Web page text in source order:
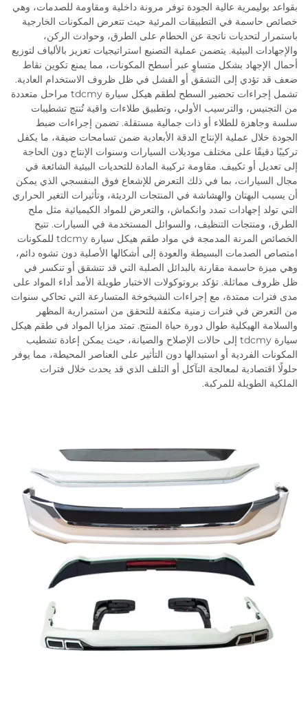
بقواعد بوليمرية عالية الجودة توفر مرونة داخلية ومقاومة للصدمات، وهي
خصائص حاسمة في التطبيقات المرئية حيث تتعرض المكونات الخارجية
باستمرار لتحديات ناتجة عن الحطام على الطرق، وحوادث الركن،
والإجهادات البيئية. يتضمن عملية التصنيع استراتيجيات تعزيز بالألياف لتوزيع
أحمال الإجهاد بشكل متساوٍ عبر أسطح المكونات، مما يمنع تكوين نقاط
ضعف قد تؤدي إلى التشقق أو الفشل في ظل ظروف الاستخدام العادية.
تشمل إجراءات تحضير السطح لطقم هيكل سيارة tdcmy مراحل متعددة
من التجنيس، والترسيب الأولي، وتطبيق طلاءات واقية تُنتج تشطيبات
سلسة وجاهزة للطلاء أو ذات جمالية مستقلة. تضمن إجراءات ضبط
الجودة خلال عملية الإنتاج الدقة الأبعادية ضمن تسامحات ضيقة، ما يكفل
تركيبًا دقيقًا على مختلف موديلات السيارات وسنوات الإنتاج دون الحاجة
إلى تعديل أو تكييف. مقاومة تركيبة المادة للتحديات البيئية الشائعة في
مجال السيارات، بما في ذلك التعرض للإشعاع فوق البنفسجي الذي يمكن
أن يسبب البهتان والهشاشة في المنتجات الرديئة، وتأثيرات التغير الحراري
التي تولد إجهادات تمدد وانكماش، والتعرض للمواد الكيميائية مثل ملح
الطرق، ومنتجات التنظيف، والسوائل المستخدمة في السيارات. تتيح
الخصائص المرنة المدمجة في مواد طقم هيكل سيارة tdcmy للمكونات
امتصاص الصدمات البسيطة والعودة إلى أشكالها الأصلية دون تشوه دائم،
وهي ميزة حاسمة مقارنة بالبدائل الصلبة التي قد تتشقق أو تنكسر في
ظل ظروف مماثلة. تؤكد بروتوكولات الاختبار طويلة الأمد أداء المواد على
مدى فترات ممتدة، مع إجراءات الشيخوخة المتسارعة التي تحاكي سنوات
من التعرض في فترات زمنية مكثفة للتحقق من استمرارية المظهر
والسلامة الهيكلية طوال دورة حياة المنتج. تمتد مزايا المواد في طقم هيكل
سيارة tdcmy إلى حالات الإصلاح والصيانة، حيث يمكن إعادة تشطيب
المكونات الفردية أو استبدالها دون التأثير على العناصر المحيطة، مما يوفر
حلولًا اقتصادية لمعالجة التآكل أو التلف الذي قد يحدث خلال فترات
الملكية الطويلة للمركبة.